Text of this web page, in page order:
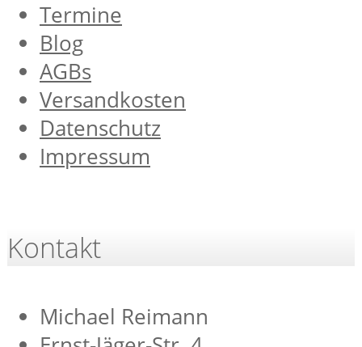
Termine
Blog
AGBs
Versandkosten
Datenschutz
Impressum
Kontakt
Michael Reimann